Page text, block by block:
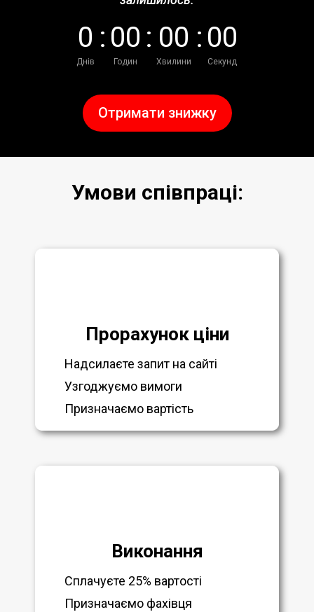
0
Днів
: 00
Годин
: 00
Хвилини
: 00
Секунд
Отримати знижку
Умови співпраці:
Прорахунок ціни
Надсилаєте запит на сайті
Узгоджуємо вимоги
Призначаємо вартість
Виконання
Сплачуєте 25% вартості
Призначаємо фахівця